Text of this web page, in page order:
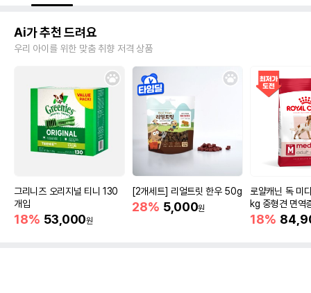
Ai가 추천 드려요
우리 아이를 위한 맞춤 취향 저격 상품
그리니즈 오리지널 티니 130
개입
18% 53,000원
[2개세트] 리얼트릿 한우 50g
28% 5,000원
로얄캐닌 독 미
kg 중형견 면역
18%